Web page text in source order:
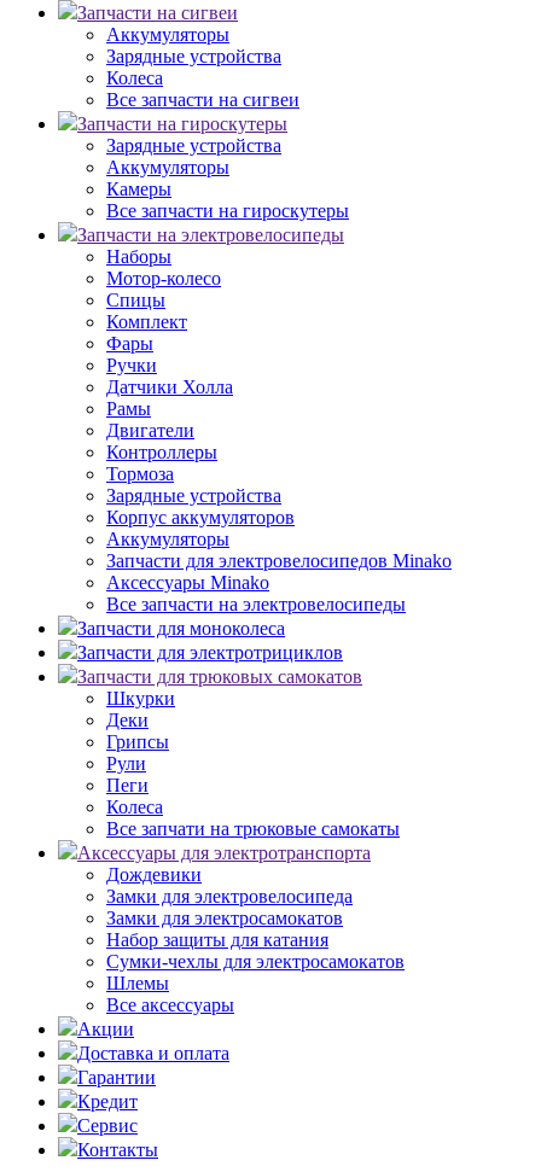
Запчасти на сигвеи
Аккумуляторы
Зарядные устройства
Колеса
Все запчасти на сигвеи
Запчасти на гироскутеры
Зарядные устройства
Аккумуляторы
Камеры
Все запчасти на гироскутеры
Запчасти на электровелосипеды
Наборы
Мотор-колесо
Спицы
Комплект
Фары
Ручки
Датчики Холла
Рамы
Двигатели
Контроллеры
Тормоза
Зарядные устройства
Корпус аккумуляторов
Аккумуляторы
Запчасти для электровелосипедов Minako
Аксессуары Minako
Все запчасти на электровелосипеды
Запчасти для моноколеса
Запчасти для электротрициклов
Запчасти для трюковых самокатов
Шкурки
Деки
Грипсы
Рули
Пеги
Колеса
Все запчати на трюковые самокаты
Аксессуары для электротранспорта
Дождевики
Замки для электровелосипеда
Замки для электросамокатов
Набор защиты для катания
Сумки-чехлы для электросамокатов
Шлемы
Все аксессуары
Акции
Доставка и оплата
Гарантии
Кредит
Сервис
Контакты